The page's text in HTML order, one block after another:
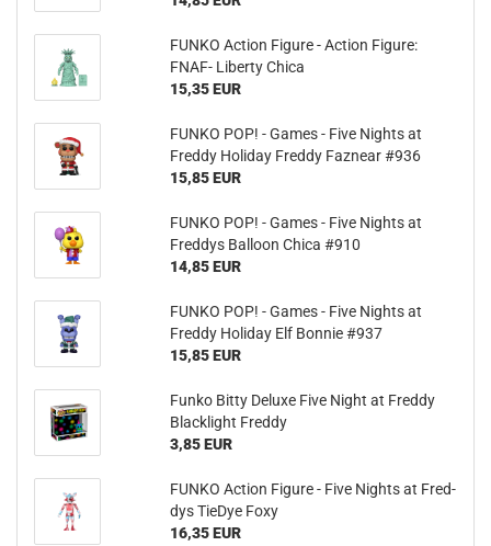
FUNKO Ac­tion Fi­gu­re - Ac­tion Fi­gu­re:
FNAF- Li­ber­ty Chica
15,35 EUR
FUNKO POP! - Games - Five Nights at
Fred­dy Ho­li­day Fred­dy Faz­ne­ar #936
15,85 EUR
FUNKO POP! - Games - Five Nights at
Fred­dys Bal­loon Chica #910
14,85 EUR
FUNKO POP! - Games - Five Nights at
Fred­dy Ho­li­day Elf Bon­nie #937
15,85 EUR
Funko Bitty De­lu­xe Five Night at Fred­dy
Black­light Fred­dy
3,85 EUR
FUNKO Ac­tion Fi­gu­re - Five Nights at Fred­
dys Tie­Dye Foxy
16,35 EUR